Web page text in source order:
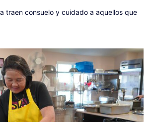
traen consuelo y cuidado a aquellos que